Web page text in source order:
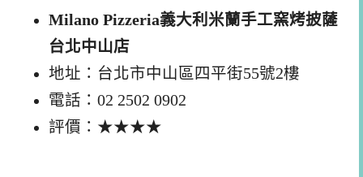
Milano Pizzeria義大利米蘭手工窯烤披薩
台北中山店
地址：台北市中山區四平街55號2樓
電話：02 2502 0902
評價：★★★★